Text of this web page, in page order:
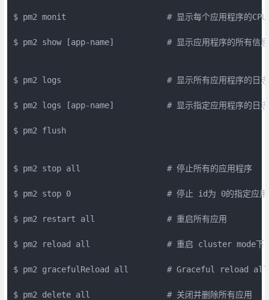
$ pm2 monit                     # 显示每个应用程序的CPU和
$ pm2 show [app-name]           # 显示应用程序的所有信息
$ pm2 logs                      # 显示所有应用程序的日志
$ pm2 logs [app-name]           # 显示指定应用程序的日志
$ pm2 flush
$ pm2 stop all                  # 停止所有的应用程序
$ pm2 stop 0                    # 停止 id为 0的指定应用
$ pm2 restart all               # 重启所有应用
$ pm2 reload all                # 重启 cluster mode下的
$ pm2 gracefulReload all        # Graceful reload all
$ pm2 delete all                # 关闭并删除所有应用